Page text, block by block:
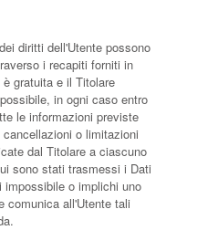
diritti dell'Utente possono
i recapiti forniti in
gratuita e il Titolare
in ogni caso entro
le informazioni previste
o limitazioni
dal Titolare a ciascuno
sono stati trasmessi i Dati
o implichi uno
comunica all'Utente tali